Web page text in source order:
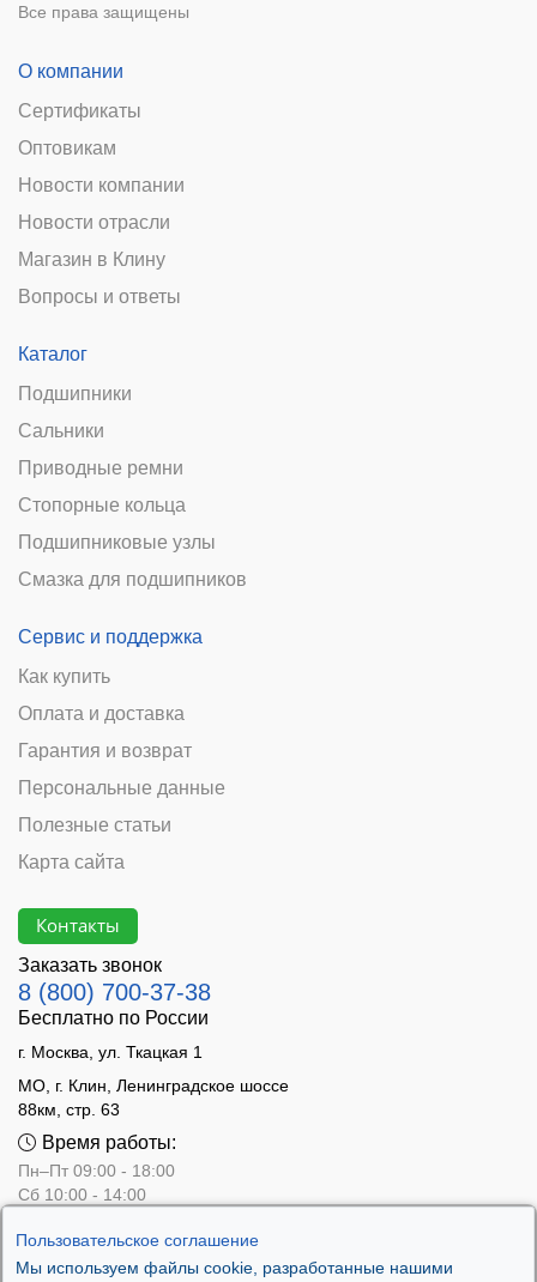
Пользовательское соглашение
Мы используем файлы cookie, разработанные нашими
Все права защищены
О компании
Сертификаты
Оптовикам
Новости компании
Новости отрасли
Магазин в Клину
Вопросы и ответы
Каталог
Подшипники
Сальники
Приводные ремни
Стопорные кольца
Подшипниковые узлы
Смазка для подшипников
Сервис и поддержка
Как купить
Оплата и доставка
Гарантия и возврат
Персональные данные
Полезные статьи
Карта сайта
Контакты
Заказать звонок
8 (800) 700-37-38
Бесплатно по России
г. Москва, ул. Ткацкая 1
МО, г. Клин, Ленинградское шоссе
88км, стр. 63
Время работы:
Пн–Пт 09:00 - 18:00
Сб 10:00 - 14:00